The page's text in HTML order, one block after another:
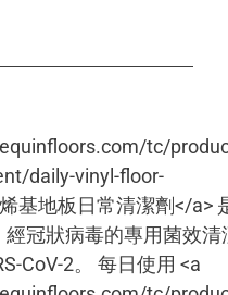
tc/
daily-vinyl-floor-
基地板日常清潔劑</a>
冠狀病毒的專用菌效清
CoV-2。 每日使用 <a